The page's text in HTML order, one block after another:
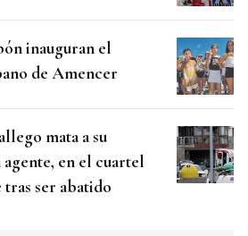
inauguran el
de Amencer
mata a su
en el cuartel
tras ser abatido